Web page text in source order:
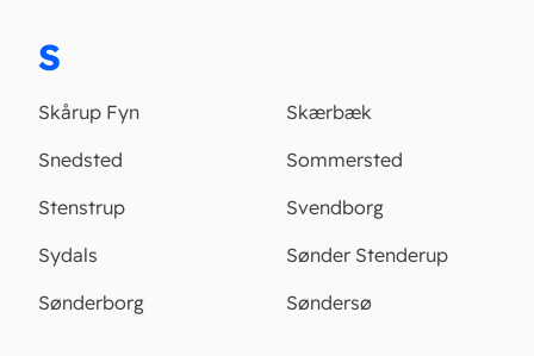
S
Skårup Fyn
Skærbæk
Snedsted
Sommersted
Stenstrup
Svendborg
Sydals
Sønder Stenderup
Sønderborg
Søndersø